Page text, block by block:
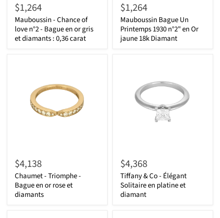
$1,264
Mauboussin - Chance of
love n°2 - Bague en or gris
et diamants : 0,36 carat
$1,264
Mauboussin Bague Un
Printemps 1930 n°2" en Or
jaune 18k Diamant
$4,138
Chaumet - Triomphe -
Bague en or rose et
diamants
$4,368
Tiffany & Co - Élégant
Solitaire en platine et
diamant